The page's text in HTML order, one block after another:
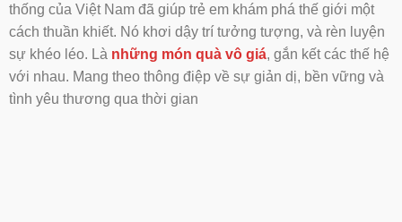
thống của Việt Nam đã giúp trẻ em khám phá thế giới một
cách thuần khiết. Nó khơi dậy trí tưởng tượng, và rèn luyện
sự khéo léo. Là những món quà vô giá, gắn kết các thế hệ
với nhau. Mang theo thông điệp về sự giản dị, bền vững và
tình yêu thương qua thời gian